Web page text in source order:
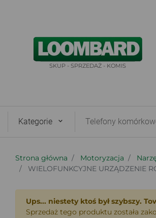
SKUP - SPRZEDAŻ - KOMIS
Kategorie Telefony
Strona główna Motoryzacja
WIELOFUNKCYJNE URZĄDZENIE
Ups... niestety ktoś był szybszy.
Sprzedaż tego produktu została